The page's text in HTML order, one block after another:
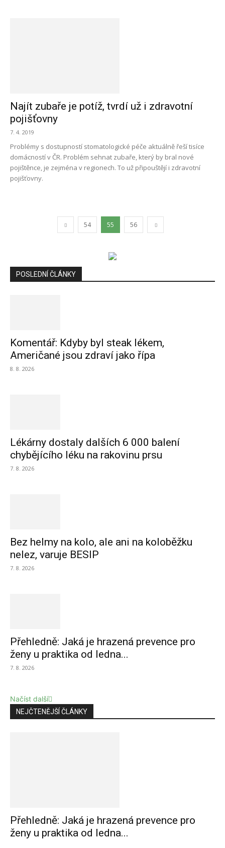
Najít zubaře je potíž, tvrdí už i zdravotní
pojišťovny
7. 4. 2019
Problémy s dostupností stomatologické péče aktuálně řeší tisíce
domácností v ČR. Problém sehnat zubaře, který by bral nové
pojištěnce, je zejména v regionech. To už připouštějí i zdravotní
pojišťovny.
54 55 56
POSLEDNÍ ČLÁNKY
Komentář: Kdyby byl steak lékem,
Američané jsou zdraví jako řípa
8. 8. 2026
Lékárny dostaly dalších 6 000 balení
chybějícího léku na rakovinu prsu
7. 8. 2026
Bez helmy na kolo, ale ani na koloběžku
nelez, varuje BESIP
7. 8. 2026
Přehledně: Jaká je hrazená prevence pro
ženy u praktika od ledna...
7. 8. 2026
Načíst další
NEJČTENĚJŠÍ ČLÁNKY
Přehledně: Jaká je hrazená prevence pro
ženy u praktika od ledna...